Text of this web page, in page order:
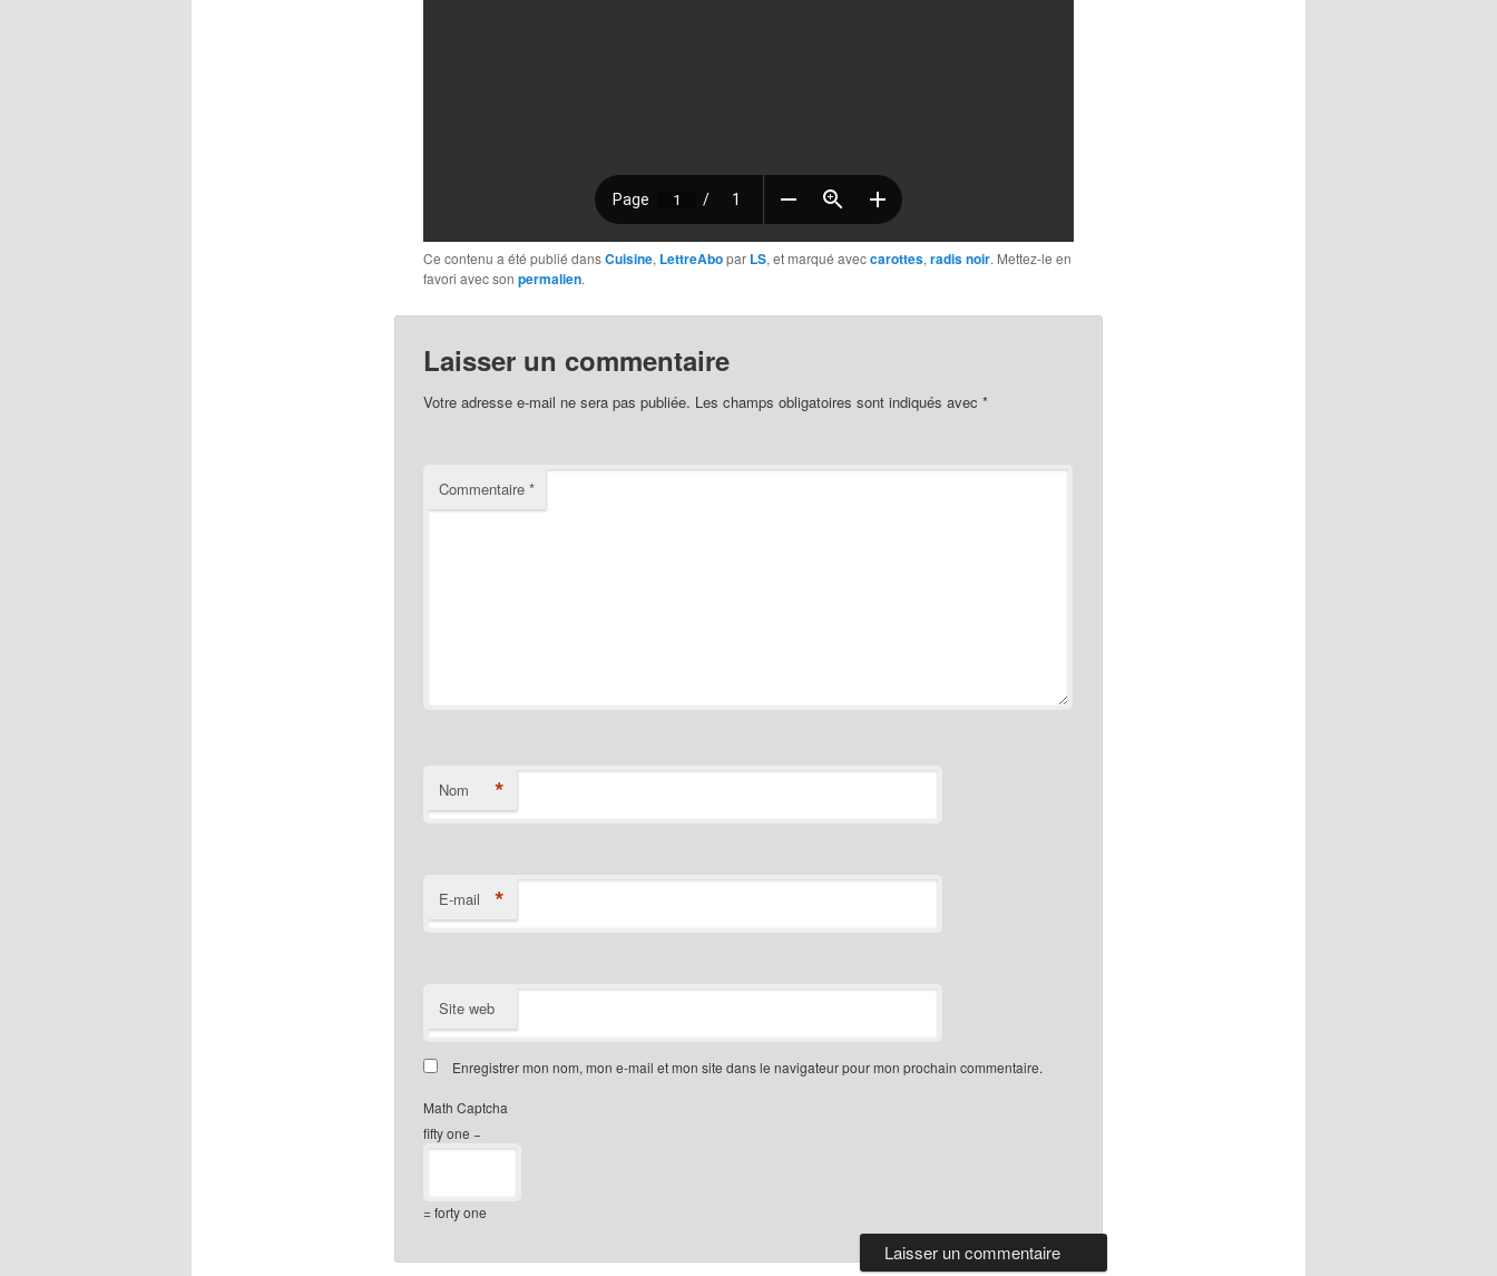
Ce contenu a été publié dansCuisine, LettreAbopar LS, et marqué aveccarottes, radis noir. Mettez-le en
favori avec son permalien.
Laisser un commentaire
Votre adresse e-mail ne sera pas publiée. Les champs obligatoires sont indiqués avec *
Commentaire *
Nom *
E-mail *
Site web
Enregistrer mon nom, mon e-mail et mon site dans le navigateur pour mon prochain commentaire.
Math Captcha
fifty one −
= forty one